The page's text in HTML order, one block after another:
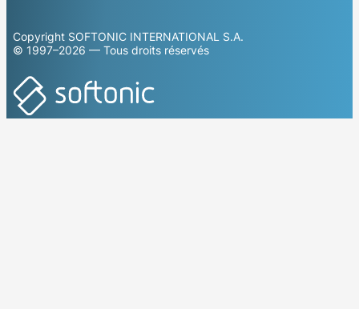
Copyright SOFTONIC INTERNATIONAL S.A.
© 1997–2026 — Tous droits réservés